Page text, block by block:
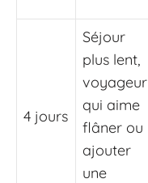
4 jours
Séjour
plus lent,
voyageur
qui aime
flâner ou
ajouter
une